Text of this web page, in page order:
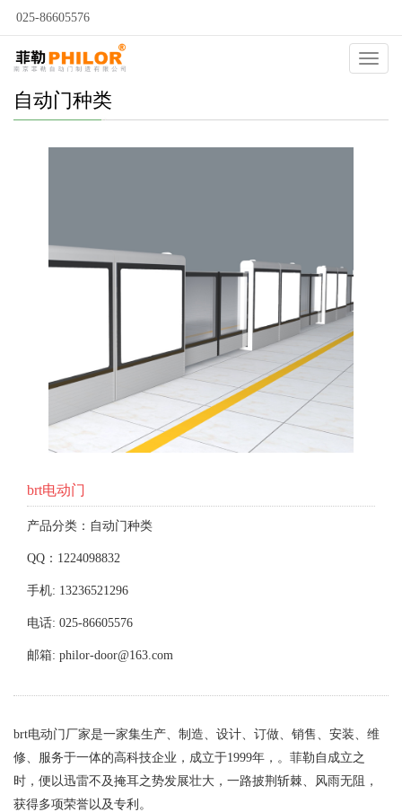
025-86605576
自动门种类
brt电动门
产品分类：自动门种类
QQ：1224098832
手机: 13236521296
电话: 025-86605576
邮箱: philor-door@163.com
brt电动门厂家是一家集生产、制造、设计、订做、销售、安装、维
修、服务于一体的高科技企业，成立于1999年，。菲勒自成立之
时，便以迅雷不及掩耳之势发展壮大，一路披荆斩棘、风雨无阻，
获得多项荣誉以及专利。